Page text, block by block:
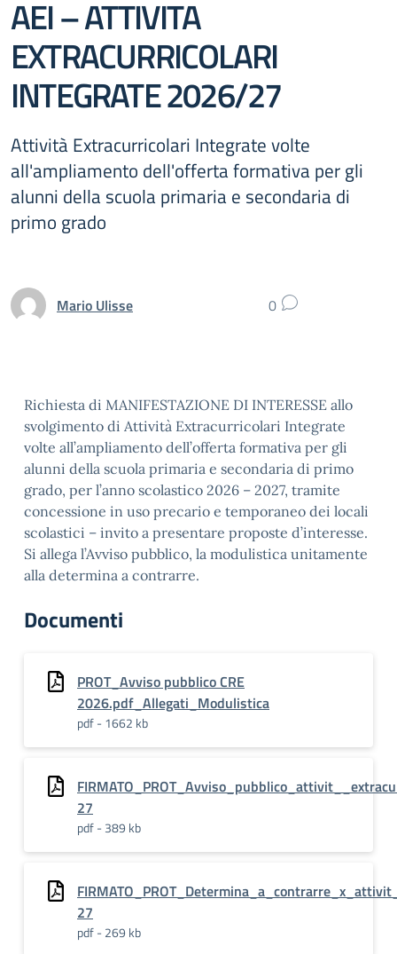
AEI – ATTIVITA
EXTRACURRICOLARI
INTEGRATE 2026/27
Attività Extracurricolari Integrate volte
all'ampliamento dell'offerta formativa per gli
alunni della scuola primaria e secondaria di
primo grado
Mario Ulisse 0
Richiesta di MANIFESTAZIONE DI INTERESSE allo
svolgimento di Attività Extracurricolari Integrate
volte all’ampliamento dell’offerta formativa per gli
alunni della scuola primaria e secondaria di primo
grado, per l’anno scolastico 2026 – 2027, tramite
concessione in uso precario e temporaneo dei locali
scolastici – invito a presentare proposte d’interesse.
Si allega l’Avviso pubblico, la modulistica unitamente
alla determina a contrarre.
Documenti
PROT_Avviso pubblico CRE
2026.pdf_Allegati_Modulistica
pdf - 1662 kb
27
pdf - 389 kb
27
pdf - 269 kb